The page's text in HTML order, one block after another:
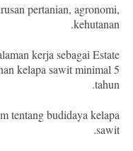
pertanian, agronomi,
kehutanan.
kerja sebagai Estate
kelapa sawit minimal 5
tahun.
tentang budidaya kelapa
sawit.